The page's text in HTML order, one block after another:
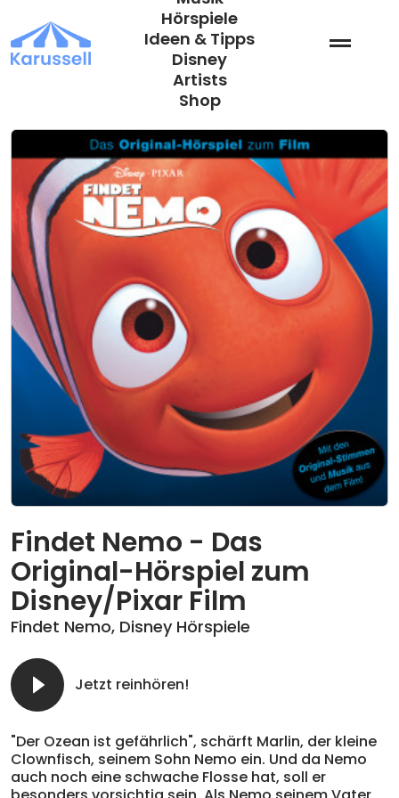
Inhalt
springen
Hörspiele
Ideen & Tipps
Disney
Artists
Shop
Findet Nemo - Das
Original-Hörspiel zum
Disney/Pixar Film
Findet Nemo, Disney Hörspiele
Jetzt reinhören!
"Der Ozean ist gefährlich", schärft Marlin, der kleine
Clownfisch, seinem Sohn Nemo ein. Und da Nemo
auch noch eine schwache Flosse hat, soll er